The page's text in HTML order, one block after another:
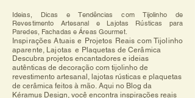
Ideias, Dicas e Tendências com Tijolinho de
Revestimento Artesanal e Lajotas Rústicas para
Paredes, Fachadas e Áreas Gourmet.
Inspirações Atuais e Projetos Reais com Tijolinho
aparente, Lajotas e Plaquetas de Cerâmica
Descubra projetos encantadores e ideias
autênticas de decoração com tijolinho de
revestimento artesanal, lajotas rústicas e plaquetas
de cerâmica feitos à mão. Aqui no Blog da
Kéramus Design, você encontra inspirações reais